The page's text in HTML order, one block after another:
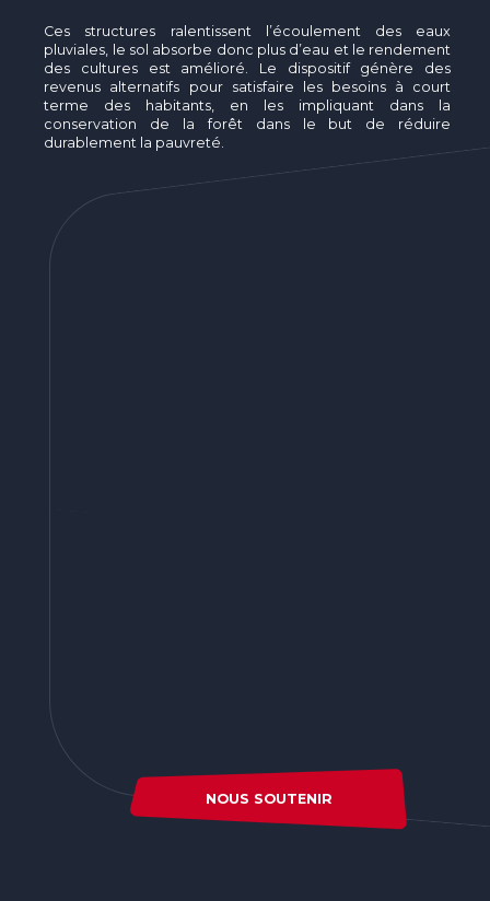
Ces structures ralentissent l’écoulement des eaux
pluviales, le sol absorbe donc plus d’eau et le rendement
des cultures est amélioré. Le dispositif génère des
revenus alternatifs pour satisfaire les besoins à court
terme des habitants, en les impliquant dans la
conservation de la forêt dans le but de réduire
durablement la pauvreté.
NOUS SOUTENIR